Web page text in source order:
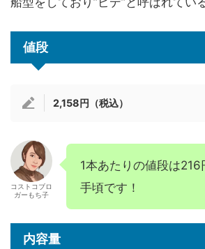
値段
2,158円（税込）
コストコブロ
ガーもち子
1本あたりの値段は
手頃です！
内容量